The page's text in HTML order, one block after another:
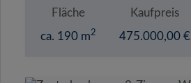
Fläche
ca. 190 m2
Kaufpreis
475.000,00 €